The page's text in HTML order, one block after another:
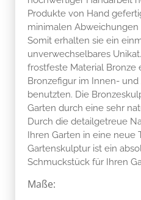
Produkte von Hand
minimalen Abweichungen
Somit erhalten sie ein
unverwechselbares
frostfeste Material Bronze
Bronzefigur im Innen-
benutzten. Die
Garten durch eine sehr
Durch die detailgetreue
Ihren Garten in eine neue
Gartenskulptur ist ein
Schmuckstück für Ihren
Maße: